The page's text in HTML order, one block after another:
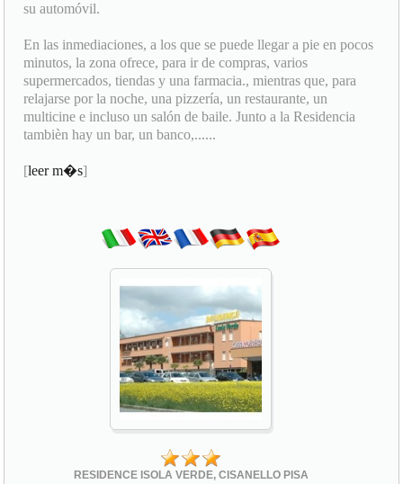
su automóvil.
En las inmediaciones, a los que se puede llegar a pie en pocos
minutos, la zona ofrece, para ir de compras, varios
supermercados, tiendas y una farmacia., mientras que, para
relajarse por la noche, una pizzería, un restaurante, un
multicine e incluso un salón de baile. Junto a la Residencia
tambièn hay un bar, un banco,......
[leer m�s]
RESIDENCE ISOLA VERDE, CISANELLO PISA